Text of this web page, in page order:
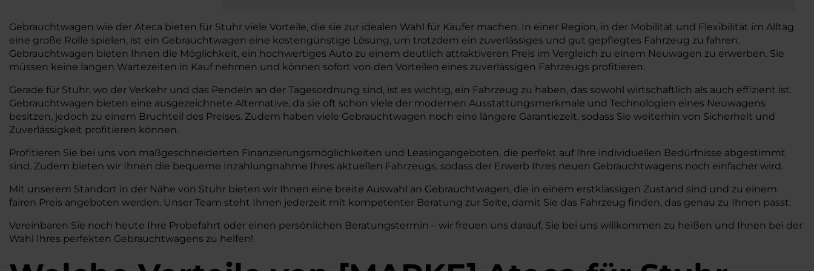
Gebrauchtwagen wie der Ateca bieten für Stuhr viele Vorteile, die sie zur idealen Wahl für Käufer machen. In einer Region, in der Mobilität und Flexibilität im Alltag
eine große Rolle spielen, ist ein Gebrauchtwagen eine kostengünstige Lösung, um trotzdem ein zuverlässiges und gut gepflegtes Fahrzeug zu fahren.
Gebrauchtwagen bieten Ihnen die Möglichkeit, ein hochwertiges Auto zu einem deutlich attraktiveren Preis im Vergleich zu einem Neuwagen zu erwerben. Sie
müssen keine langen Wartezeiten in Kauf nehmen und können sofort von den Vorteilen eines zuverlässigen Fahrzeugs profitieren.
Gerade für Stuhr, wo der Verkehr und das Pendeln an der Tagesordnung sind, ist es wichtig, ein Fahrzeug zu haben, das sowohl wirtschaftlich als auch effizient ist.
Gebrauchtwagen bieten eine ausgezeichnete Alternative, da sie oft schon viele der modernen Ausstattungsmerkmale und Technologien eines Neuwagens
besitzen, jedoch zu einem Bruchteil des Preises. Zudem haben viele Gebrauchtwagen noch eine längere Garantiezeit, sodass Sie weiterhin von Sicherheit und
Zuverlässigkeit profitieren können.
Profitieren Sie bei uns von maßgeschneiderten Finanzierungsmöglichkeiten und Leasingangeboten, die perfekt auf Ihre individuellen Bedürfnisse abgestimmt
sind. Zudem bieten wir Ihnen die bequeme Inzahlungnahme Ihres aktuellen Fahrzeugs, sodass der Erwerb Ihres neuen Gebrauchtwagens noch einfacher wird.
Mit unserem Standort in der Nähe von Stuhr bieten wir Ihnen eine breite Auswahl an Gebrauchtwagen, die in einem erstklassigen Zustand sind und zu einem
fairen Preis angeboten werden. Unser Team steht Ihnen jederzeit mit kompetenter Beratung zur Seite, damit Sie das Fahrzeug finden, das genau zu Ihnen passt.
Vereinbaren Sie noch heute Ihre Probefahrt oder einen persönlichen Beratungstermin – wir freuen uns darauf, Sie bei uns willkommen zu heißen und Ihnen bei der
Wahl Ihres perfekten Gebrauchtwagens zu helfen!